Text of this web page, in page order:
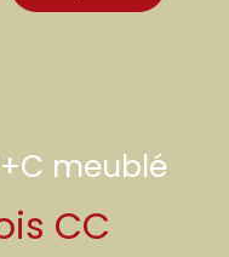
meublé
CC